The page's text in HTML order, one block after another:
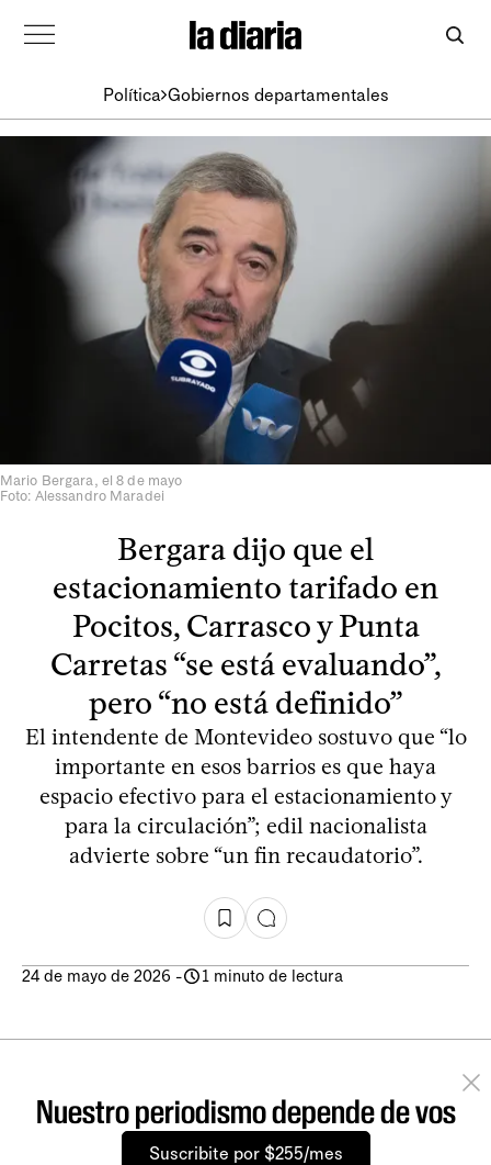
Política Gobiernos departamentales
Mario Bergara, el 8 de mayo
Foto: Alessandro Maradei
Bergara dijo que el
estacionamiento tarifado en
Pocitos, Carrasco y Punta
Carretas “se está evaluando”,
pero “no está definido”
El intendente de Montevideo sostuvo que “lo
importante en esos barrios es que haya
espacio efectivo para el estacionamiento y
para la circulación”; edil nacionalista
advierte sobre “un fin recaudatorio”.
24 de mayo de 2026 - 1 minuto de lectura
Nuestro periodismo depende de vos
Suscribite por $255/mes